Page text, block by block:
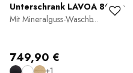
Unterschrank LAVOA 80 cm
Mit Mineralguss-Waschb...
749,90 €
+1